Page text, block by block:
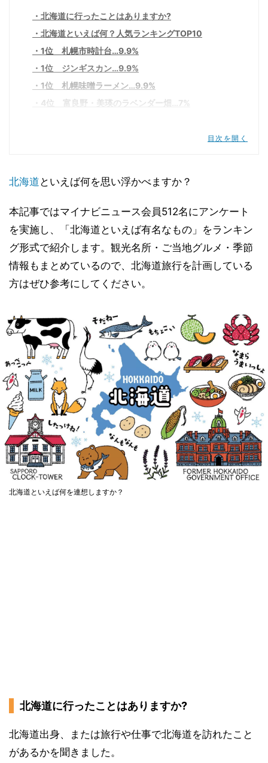
北海道に行ったことはありますか?
北海道といえば何？人気ランキングTOP10
1位 札幌市時計台…9.9%
1位 ジンギスカン…9.9%
1位 札幌味噌ラーメン…9.9%
4位 富良野・美瑛のラベンダー畑…7%
8位 カニ料理…3.5%
10位 旭山動物園…2.7%
北海道を訪れるのにおすすめの季節は
北海道といえば「自然」、「グルメ」、「歴史」の
どれも外せない!
調査概要
目次を開く
北海道 といえば何を思い浮かべますか？
本記事ではマイナビニュース会員512名にアンケート
を実施し、「北海道といえば有名なもの」をランキン
グ形式で紹介します。観光名所・ご当地グルメ・季節
情報もまとめているので、北海道旅行を計画している
方はぜひ参考にしてください。
北海道といえば何を連想しますか？
北海道に行ったことはありますか?
北海道出身、または旅行や仕事で北海道を訪れたこと
があるかを聞きました。